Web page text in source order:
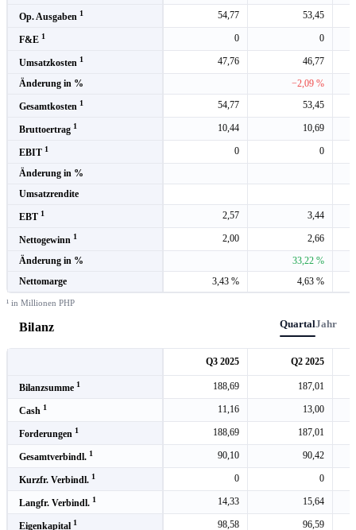
Op. Ausgaben 1 54,77 53,45
F&E 1 0 0
Umsatzkosten 1 47,76
46,77
Änderung in %
−2,09 %
Gesamtkosten 1 54,77 53,45
Bruttoertrag 1 10,44 10,69
EBIT 1 0
0
Änderung in %
Umsatzrendite
EBT 1 2,57 3,44
Nettogewinn 1 2,00
2,66
Änderung in %
33,22 %
Nettomarge
3,43 % 4,63 %
¹ in Millionen PHP
Bilanz QuartalJahr
Q3 2025 Q2 2025
Bilanzsumme 1 188,69 187,01
Cash 1 11,16 13,00
Forderungen 1 188,69 187,01
Gesamtverbindl. 1 90,10 90,42
Kurzfr. Verbindl. 1 0 0
Langfr. Verbindl. 1 14,33 15,64
Eigenkapital 1 98,58 96,59